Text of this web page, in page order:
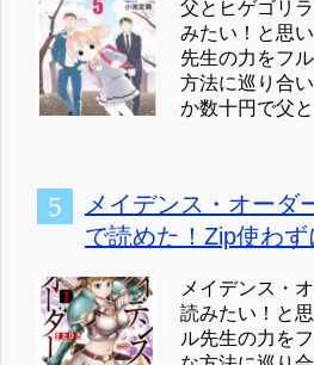
父とヒゲゴリ
みたい！と思
先生の力をフ
方法に巡り合
か数十円で父
メイデンス・オーダ
で読めた！Zip使わず
メイデンス・
読みたい！と
ル先生の力を